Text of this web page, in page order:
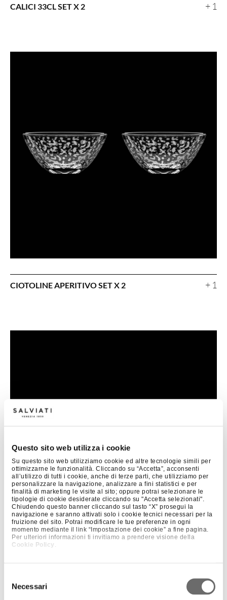
Questo sito web utilizza i cookie
Su questo sito web utilizziamo cookie ed altre tecnologie simili per
ottimizzarne le funzionalità. Cliccando su “Accetta”, acconsenti
all’utilizzo di tutti i cookie, anche di terze parti, che utilizziamo per
personalizzare la navigazione, analizzare a fini statistici e per
finalità di marketing le visite al sito; oppure potrai selezionare le
tipologie di cookie desiderate cliccando su "Accetta selezionati".
Chiudendo questo banner cliccando sul tasto “X” prosegui la
navigazione e saranno attivati solo i cookie tecnici necessari per la
fruizione del sito. Potrai modificare le tue preferenze in ogni
momento mediante il link “Impostazione dei cookie” a fine pagina.
Per ulteriori informazioni ti invitiamo a prendere visione della
Cookie Policy
delNecessari
CALICI 33CL SET X 2 + 1
CIOTOLINE APERITIVO SET X 2 + 1